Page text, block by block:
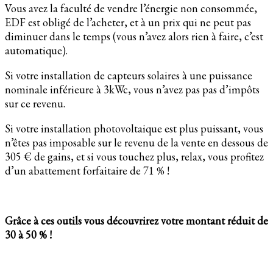
Vous avez la faculté de vendre l’énergie non consommée,
EDF est obligé de l’acheter, et à un prix qui ne peut pas
diminuer dans le temps (vous n’avez alors rien à faire, c’est
automatique).
Si votre installation de capteurs solaires à une puissance
nominale inférieure à 3kWc, vous n’avez pas pas d’impôts
sur ce revenu.
Si votre installation photovoltaique est plus puissant, vous
n’êtes pas imposable sur le revenu de la vente en dessous de
305 € de gains, et si vous touchez plus, relax, vous profitez
d’un abattement forfaitaire de 71 % !
Grâce à ces outils vous découvrirez votre montant réduit de
30 à 50 % !